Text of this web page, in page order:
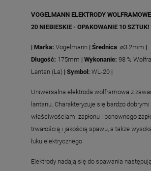
VOGELMANN ELEKTRODY
20 NIEBIESKIE - OPAKOWANIE 10 SZTUK!
| Marka: Vogelmann | Średnica: ⌀3.2mm |
Długość: 175mm | Wykonanie: 98 %
Lantan (La) | Symbol: WL-20 |
Uniwersalna elektroda wolframowa z
lantanu. Charakteryzuje się bardzo dobrymi
właściwościami zapłonu i ponownego
trwałością i jakością spawu, a także
łuku elektrycznego.
Elektrody nadają się do spawania